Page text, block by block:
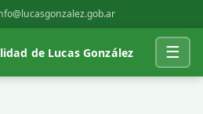
de Lucas González ☰